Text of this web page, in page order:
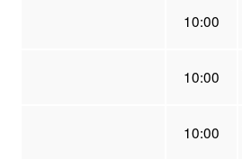
10:00
10:00
10:00